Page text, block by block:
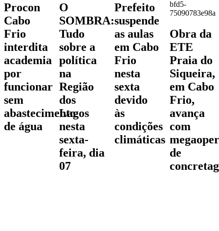
Procon
Cabo
Frio
interdita
academia
por
funcionar
sem
abastecimento
de água
O
SOMBRA:
Tudo
sobre a
política
na
Região
dos
Lagos
nesta
sexta-
feira, dia
07
Prefeito
suspende
as aulas
em Cabo
Frio
nesta
sexta
devido
às
condições
climáticas
Obra da
ETE
Praia do
Siqueira,
em Cabo
Frio,
avança
com
de